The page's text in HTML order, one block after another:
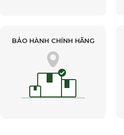
BẢO HÀNH CHÍNH HÃNG